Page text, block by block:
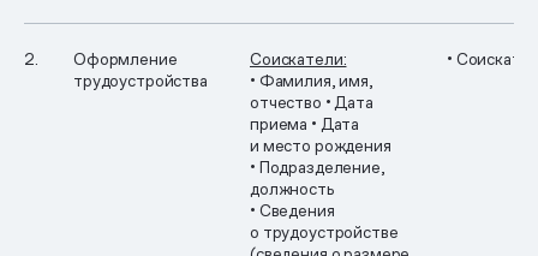
2.
Оформление
трудоустройства
Соискатели:
• Фамилия, имя,
отчество • Дата
приема • Дата
и место рождения
• Подразделение,
должность
• Сведения
о трудоустройстве
•